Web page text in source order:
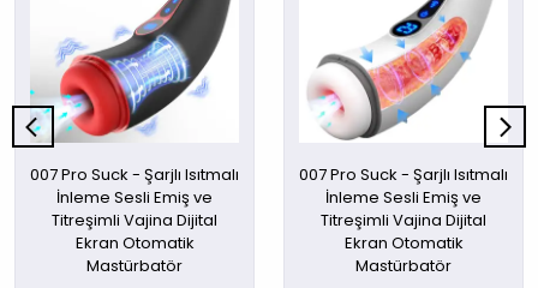
007 Pro Suck - Şarjlı Isıtmalı
İnleme Sesli Emiş ve
Titreşimli Vajina Dijital
Ekran Otomatik
Mastürbatör
007 Pro Suck - Şarjlı Isıtmalı
İnleme Sesli Emiş ve
Titreşimli Vajina Dijital
Ekran Otomatik
Mastürbatör